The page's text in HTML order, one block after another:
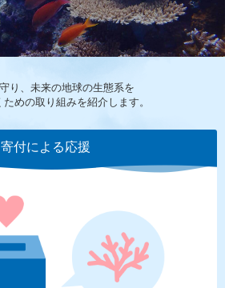
り、未来の地球の生態系を
めの取り組みを紹介します。
寄付による応援